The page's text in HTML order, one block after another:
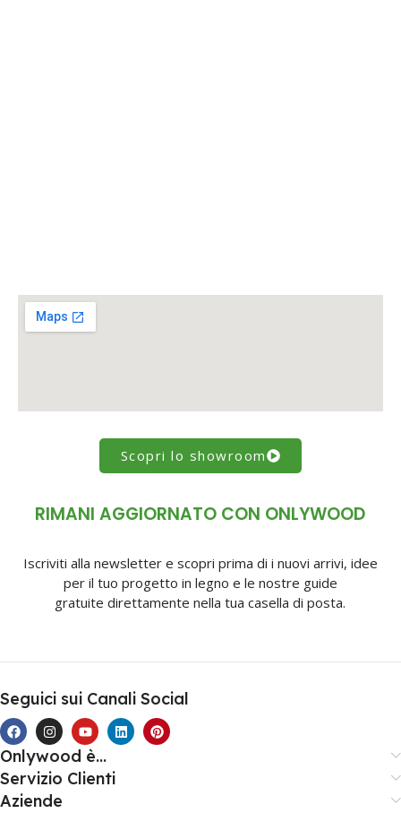
Scopri lo showroom
RIMANI AGGIORNATO CON ONLYWOOD
Iscriviti alla newsletter e scopri prima di i nuovi arrivi, idee
per il tuo progetto in legno e le nostre guide
gratuite direttamente nella tua casella di posta.
Seguici sui Canali Social
Onlywood è...
Servizio Clienti
Aziende